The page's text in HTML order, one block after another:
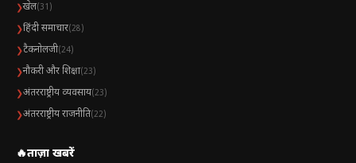
❯खेल(31)
❯हिंदी समाचार(28)
❯टैकनोलजी(24)
❯नौकरी और शिक्षा(23)
❯अंतरराष्ट्रीय व्यवसाय(23)
❯अंतरराष्ट्रीय राजनीति(22)
🔥ताज़ा खबरें